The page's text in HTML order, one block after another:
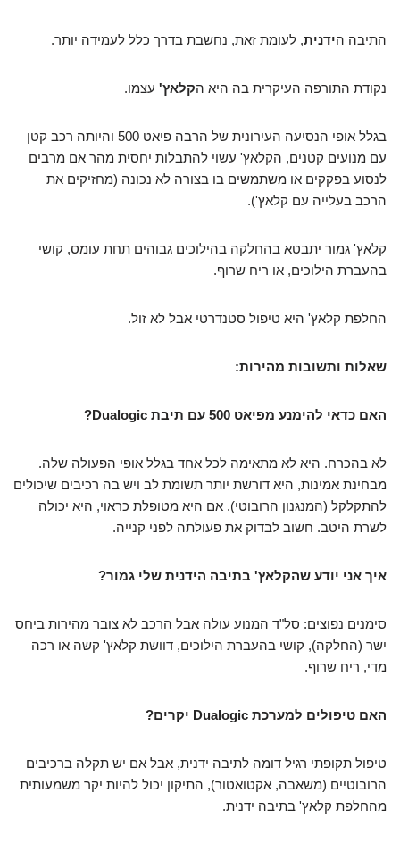
התיבה הידנית, לעומת זאת, נחשבת בדרך כלל לעמידה יותר.
נקודת התורפה העיקרית בה היא הקלאץ' עצמו.
בגלל אופי הנסיעה העירונית של הרבה פיאט 500 והיותה רכב קטן
עם מנועים קטנים, הקלאץ' עשוי להתבלות יחסית מהר אם מרבים
לנסוע בפקקים או משתמשים בו בצורה לא נכונה (מחזיקים את
הרכב בעלייה עם קלאץ').
קלאץ' גמור יתבטא בהחלקה בהילוכים גבוהים תחת עומס, קושי
בהעברת הילוכים, או ריח שרוף.
החלפת קלאץ' היא טיפול סטנדרטי אבל לא זול.
שאלות ותשובות מהירות:
האם כדאי להימנע מפיאט 500 עם תיבת Dualogic?
לא בהכרח. היא לא מתאימה לכל אחד בגלל אופי הפעולה שלה.
מבחינת אמינות, היא דורשת יותר תשומת לב ויש בה רכיבים שיכולים
להתקלקל (המנגנון הרובוטי). אם היא מטופלת כראוי, היא יכולה
לשרת היטב. חשוב לבדוק את פעולתה לפני קנייה.
איך אני יודע שהקלאץ' בתיבה הידנית שלי גמור?
סימנים נפוצים: סל"ד המנוע עולה אבל הרכב לא צובר מהירות ביחס
ישר (החלקה), קושי בהעברת הילוכים, דוושת קלאץ' קשה או רכה
מדי, ריח שרוף.
האם טיפולים למערכת Dualogic יקרים?
טיפול תקופתי רגיל דומה לתיבה ידנית, אבל אם יש תקלה ברכיבים
הרובוטיים (משאבה, אקטואטור), התיקון יכול להיות יקר משמעותית
מהחלפת קלאץ' בתיבה ידנית.